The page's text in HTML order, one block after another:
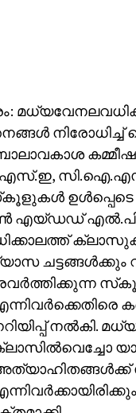
ബാലാവകാശ
എല്‍.പി,
നല്‍കി.